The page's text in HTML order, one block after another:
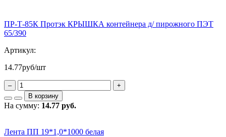
ПР-Т-85К Протэк КРЫШКА контейнера д/ пирожного ПЭТ
65/390
Артикул:
14.77руб/шт
–
+
В корзину
На сумму: 14.77 руб.
Лента ПП 19*1,0*1000 белая